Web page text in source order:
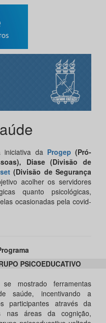
iniciativa da Progep (Pró-
Diase (Divisão de
(Divisão de Segurança
acolher os servidores
quanto psicológicas,
ocasionadas pela covid-
PSICOEDUCATIVO
mostrado ferramentas
saúde, incentivando a
participantes através da
nas áreas da cognição,